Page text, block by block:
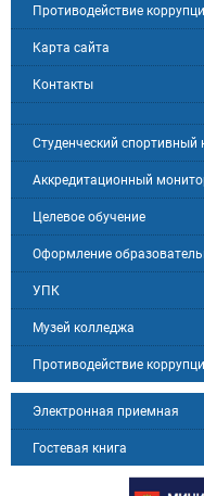
Противодействие
Карта сайта
Контакты
Студенческий спортивный
Аккредитационный
Целевое обучение
Оформление
УПК
Музей колледжа
Противодействие
Электронная приемная
Гостевая книга